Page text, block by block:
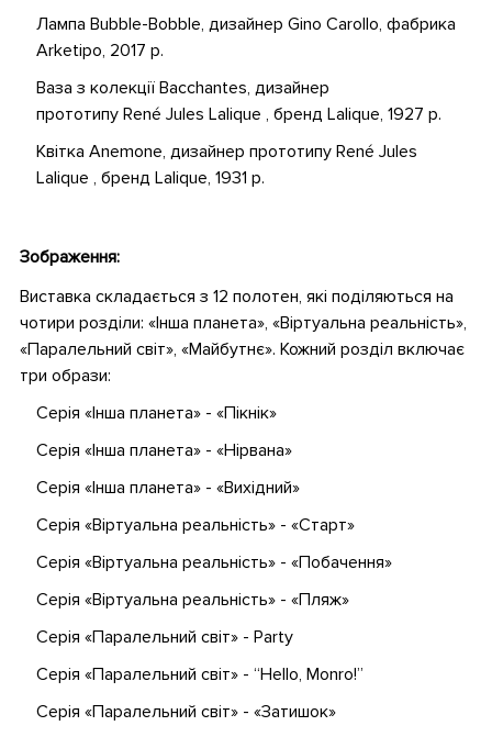
Лампа Bubble-Bobble, дизайнер Gino Carollo, фабрика
Arketipo, 2017 р.
Ваза з колекції Bacchantes, дизайнер
прототипу René Jules Lalique , бренд Lalique, 1927 р.
Квітка Anemone, дизайнер прототипу René Jules
Lalique , бренд Lalique, 1931 р.
Зображення:
Виставка складається з 12 полотен, які поділяються на
чотири розділи: «Інша планета», «Віртуальна реальність»,
«Паралельний світ», «Майбутнє». Кожний розділ включає
три образи:
Серія «Інша планета» - «Пікнік»
Серія «Інша планета» - «Нірвана»
Серія «Інша планета» - «Вихідний»
Серія «Віртуальна реальність» - «Старт»
Серія «Віртуальна реальність» - «Побачення»
Серія «Віртуальна реальність» - «Пляж»
Серія «Паралельний світ» - Party
Серія «Паралельний світ» - “Hello, Monro!”
Серія «Паралельний світ» - «Затишок»